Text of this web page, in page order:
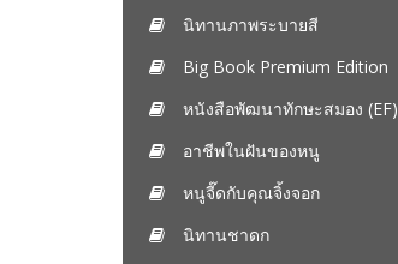
นิทานภาพระบายสี
Big Book Premium Edition
หนังสือพัฒนาทักษะสมอง (EF)
อาชีพในฝันของหนู
หนูจี๊ดกับคุณจิ้งจอก
นิทานชาดก